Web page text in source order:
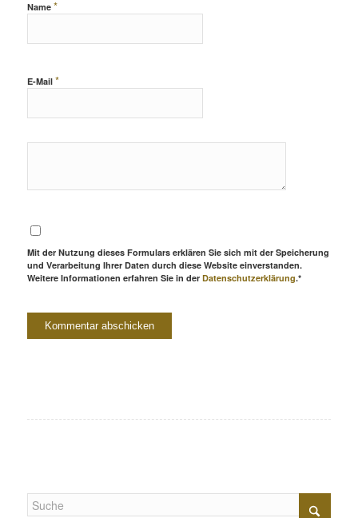
Name *
E-Mail *
Mit der Nutzung dieses Formulars erklären Sie sich mit der Speicherung
und Verarbeitung Ihrer Daten durch diese Website einverstanden.
Weitere Informationen erfahren Sie in der Datenschutzerklärung.*